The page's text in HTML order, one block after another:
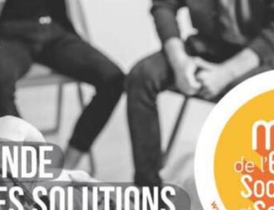
PISCINES